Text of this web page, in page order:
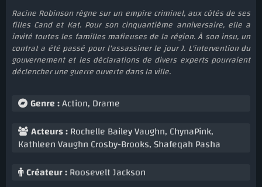
Racine Robinson règne sur un empire criminel, aux côtés de ses
filles Cand et Kat. Pour son cinquantième anniversaire, elle a
invité toutes les familles mafieuses de la région. À son insu, un
contrat a été passé pour l'assassiner le jour J. L'intervention du
gouvernement et les déclarations de divers experts pourraient
déclencher une guerre ouverte dans la ville.
Genre :Action, Drame
Acteurs :Rochelle Bailey Vaughn, ChynaPink,
Kathleen Vaughn Crosby-Brooks,Shafeqah Pasha
Créateur :Roosevelt Jackson